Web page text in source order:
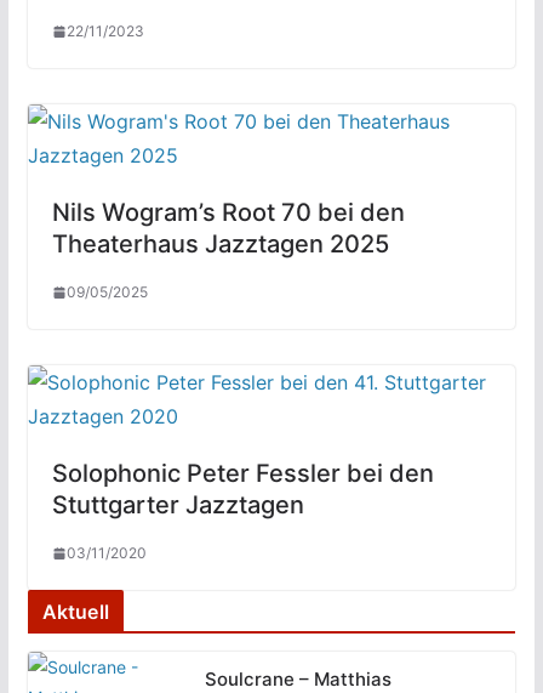
22/11/2023
Nils Wogram’s Root 70 bei den
Theaterhaus Jazztagen 2025
09/05/2025
Solophonic Peter Fessler bei den
Stuttgarter Jazztagen
03/11/2020
Aktuell
Soulcrane – Matthias